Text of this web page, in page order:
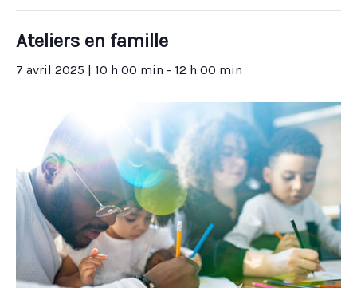
Ateliers en famille
7 avril 2025 | 10 h 00 min - 12 h 00 min